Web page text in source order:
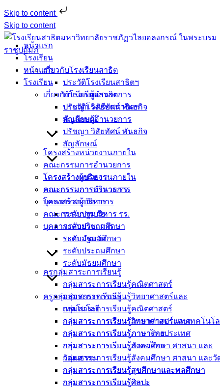
Skip to content
Skip to content
หน้าแรก
โรงเรียน
เกี่ยวกับโรงเรียนสาธิต
ประวัติโรงเรียนสาธิตฯ
ทำเนียบผู้อำนวยการ
ปรัชญา วิสัยทัศน์ พันธกิจ
สัญลักษณ์
โครงสร้างหน่วยงานภายใน
คณะกรรมการอำนวยการ
โครงสร้างผู้บริหาร
คณะกรรมการบริหาร รร.
บุคลากรสายวิชาการ
ระดับปฐมวัย
ระดับประถมศึกษา
ระดับมัธยมศึกษา
ครูกลุ่มสาระการเรียนรู้
กลุ่มสาระการเรียนรู้คณิตศาสตร์
กลุ่มสาระการเรียนรู้วิทยาศาสตร์และเทคโนโ
กลุ่มสาระการเรียนรู้ภาษาต่างประเทศ
กลุ่มสาระการเรียนรู้ภาษาไทย
กลุ่มสาระการเรียนรู้สังคมศึกษา ศาสนา และ
กลุ่มสาระการเรียนรู้สุขศึกษาและพลศึกษา
กลุ่มสาระการเรียนรู้ศิลปะ
หน้าแรก
โรงเรียน
เกี่ยวกับโรงเรียนสาธิต
ประวัติโรงเรียนสาธิตฯ
ทำเนียบผู้อำนวยการ
ปรัชญา วิสัยทัศน์ พันธกิจ
สัญลักษณ์
โครงสร้างหน่วยงานภายใน
คณะกรรมการอำนวยการ
โครงสร้างผู้บริหาร
คณะกรรมการบริหาร รร.
บุคลากรสายวิชาการ
ระดับปฐมวัย
ระดับประถมศึกษา
ระดับมัธยมศึกษา
ครูกลุ่มสาระการเรียนรู้
กลุ่มสาระการเรียนรู้คณิตศาสตร์
กลุ่มสาระการเรียนรู้วิทยาศาสตร์และ
เทคโนโลยี
กลุ่มสาระการเรียนรู้ภาษาต่างประเทศ
กลุ่มสาระการเรียนรู้ภาษาไทย
กลุ่มสาระการเรียนรู้สังคมศึกษา ศาสนา และ
วัฒนธรรม
กลุ่มสาระการเรียนรู้สุขศึกษาและพลศึกษา
กลุ่มสาระการเรียนรู้ศิลปะ